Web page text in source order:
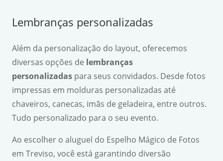
Lembranças personalizadas
Além da personalização do layout, oferecemos
diversas opções de lembranças
personalizadas para seus convidados. Desde fotos
impressas em molduras personalizadas até
chaveiros, canecas, imãs de geladeira, entre outros.
Tudo personalizado para o seu evento.
Ao escolher o aluguel do Espelho Mágico de Fotos
em Treviso, você está garantindo diversão